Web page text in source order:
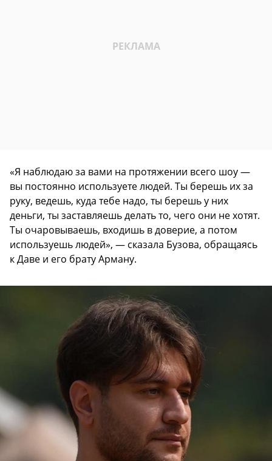
«Я наблюдаю за вами на протяжении всего шоу —
вы постоянно используете людей. Ты берешь их за
руку, ведешь, куда тебе надо, ты берешь у них
деньги, ты заставляешь делать то, чего они не хотят.
Ты очаровываешь, входишь в доверие, а потом
используешь людей», — сказала Бузова, обращаясь
к Даве и его брату Арману.